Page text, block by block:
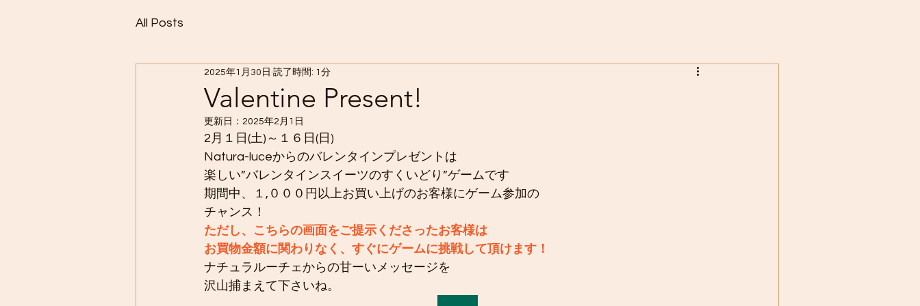
All Posts
Valentine Present!
2025年1月30日 読了時間: 1分
更新日： 2025年2月1日
2月１日(土)～１６日(日)
Natura-luceからのバレンタインプレゼントは
楽しい”バレンタインスイーツのすくいどり”ゲームです
期間中、１,０００円以上お買い上げのお客様にゲーム参加の
チャンス！
ただし、こちらの画面をご提示くださったお客様は
お買物金額に関わりなく、すぐにゲームに挑戦して頂けます！
ナチュラルーチェからの甘ーいメッセージを
沢山捕まえて下さいね。